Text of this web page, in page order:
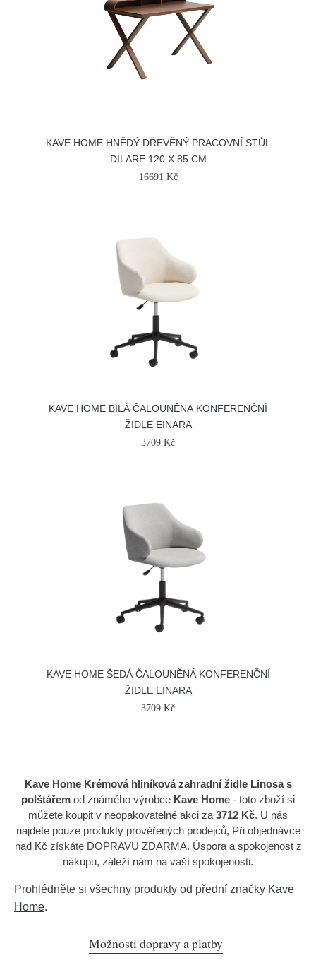
KAVE HOME HNĚDÝ DŘEVĚNÝ PRACOVNÍ STŮL
DILARE 120 X 85 CM
16691 Kč
KAVE HOME BÍLÁ ČALOUNĚNÁ KONFERENČNÍ
ŽIDLE EINARA
3709 Kč
KAVE HOME ŠEDÁ ČALOUNĚNÁ KONFERENČNÍ
ŽIDLE EINARA
3709 Kč
Kave Home Krémová hliníková zahradní židle Linosa s
polštářem od známého výrobce Kave Home - toto zboží si
můžete koupit v neopakovatelné akci za 3712 Kč. U nás
najdete pouze produkty prověřených prodejců, Při objednávce
nad Kč získáte DOPRAVU ZDARMA. Úspora a spokojenost z
nákupu, záleží nám na vaší spokojenosti.
Prohlédněte si všechny produkty od přední značky Kave
Home.
Možnosti dopravy a platby